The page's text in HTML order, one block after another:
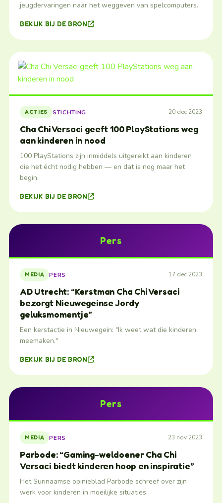
jeugdervaringen naar het weggeven van spelcomputers.
BEKIJK BIJ DE BRON
ACTIES STICHTING 20 dec 2023
Cha Chi Versaci geeft 100 PlayStations weg
aan kinderen in nood
100 PlayStations zijn inmiddels uitgereikt aan kinderen
die het écht nodig hebben — en dat is nog maar het
begin.
BEKIJK BIJ DE BRON
Pers
MEDIA PERS 17 dec 2023
AD Utrecht: “Kerstman Cha Chi Versaci
bezorgt Nieuwegeinse Jordy
geluksmomentje”
Een kerstactie in Nieuwegein: "Ik weet wat die kinderen
meemaken."
BEKIJK BIJ DE BRON
Pers
MEDIA PERS 23 nov 2023
Parbode: “Gaming-weldoener Cha Chi
Versaci biedt kinderen hoop en inspiratie”
Het Surinaamse opinieblad Parbode schreef over zijn
werk voor kinderen in moeilijke situaties.